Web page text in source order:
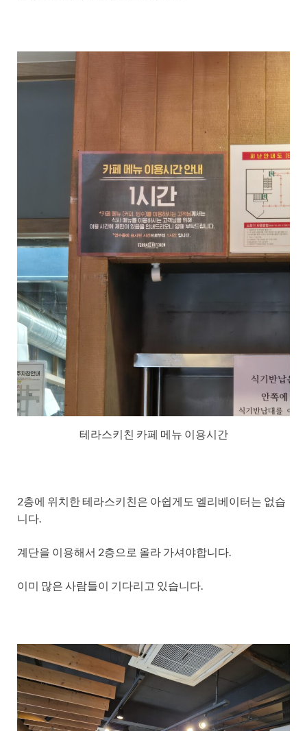
테라스키친 카페 메뉴 이용시간
2층에 위치한 테라스키친은 아쉽게도 엘리베이터는 없습
니다.
계단을 이용해서 2층으로 올라 가셔야합니다.
이미 많은 사람들이 기다리고 있습니다.